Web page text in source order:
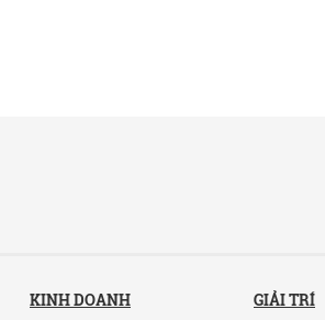
KINH DOANH GIẢI TRÍ